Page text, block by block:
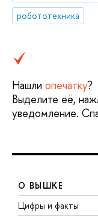
робототехника
Нашли опечатку?
Выделите её,
уведомление.
О ВЫШКЕ
Цифры и факты